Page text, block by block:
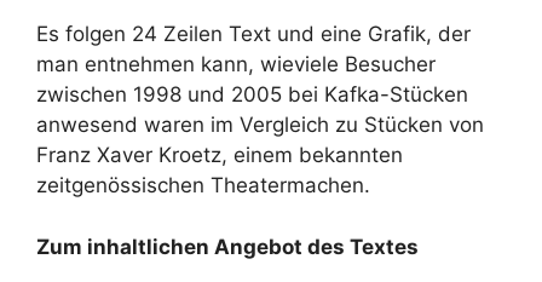
Es folgen 24 Zeilen Text und eine Grafik, der
man entnehmen kann, wieviele Besucher
zwischen 1998 und 2005 bei Kafka-Stücken
anwesend waren im Vergleich zu Stücken von
Franz Xaver Kroetz, einem bekannten
zeitgenössischen Theatermachen.
Zum inhaltlichen Angebot des Textes